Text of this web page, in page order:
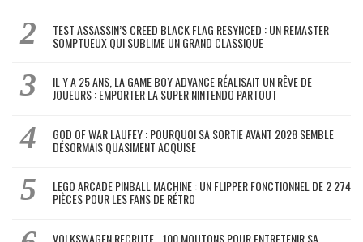
TEST ASSASSIN’S CREED BLACK FLAG RESYNCED : UN REMASTER
SOMPTUEUX QUI SUBLIME UN GRAND CLASSIQUE
IL Y A 25 ANS, LA GAME BOY ADVANCE RÉALISAIT UN RÊVE DE
JOUEURS : EMPORTER LA SUPER NINTENDO PARTOUT
GOD OF WAR LAUFEY : POURQUOI SA SORTIE AVANT 2028 SEMBLE
DÉSORMAIS QUASIMENT ACQUISE
LEGO ARCADE PINBALL MACHINE : UN FLIPPER FONCTIONNEL DE 2 274
PIÈCES POUR LES FANS DE RÉTRO
VOLKSWAGEN RECRUTE… 100 MOUTONS POUR ENTRETENIR SA